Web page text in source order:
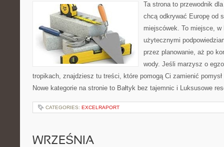
Ta strona to przewodnik
chcą odkrywać Europę od
miejscówek. To miejsce,
użytecznymi
przez planowanie, aż po
wody. Jeśli marzysz o
tropikach, znajdziesz tu treści, które pomogą Ci zamienić
Nowe kategorie na stronie to Bałtyk bez tajemnic i Luksusowe
CATEGORIES: EXCELRAPORT
WRZEŚNIA